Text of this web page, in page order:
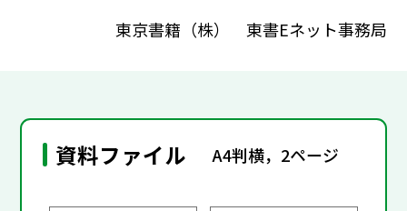
東京書籍（株） 東書Eネット事務局
資料ファイル A4判横，2ページ